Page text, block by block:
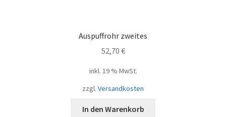
Auspuffrohr zweites
52,70 €
inkl. 19 % MwSt.
zzgl. Versandkosten
In den Warenkorb